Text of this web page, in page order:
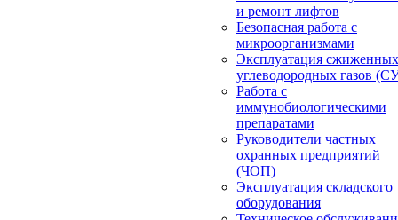
и ремонт лифтов
Безопасная работа с
микроорганизмами
Эксплуатация сжиженных
углеводородных газов
Работа с
иммунобиологическими
препаратами
Руководители частных
охранных предприятий
(ЧОП)
Эксплуатация складского
оборудования